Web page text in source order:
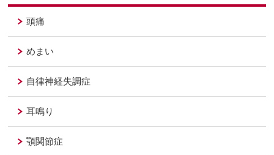
頭痛
めまい
自律神経失調症
耳鳴り
顎関節症